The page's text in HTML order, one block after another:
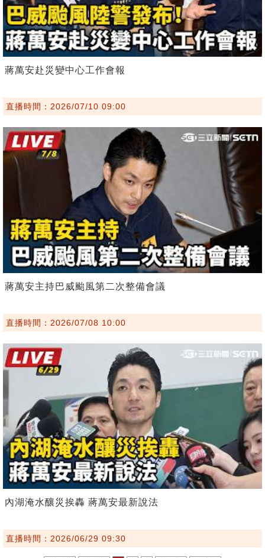
蔣萬安赴災變中心工作會報
直播時間：2026/07/10 09:00
蔣萬安主持巴威颱風第二次整備會議
直播時間：2026/07/08 10:00
內湖淹水釀災挨轟 蔣萬安最新說法
直播時間：2026/06/29 09:30